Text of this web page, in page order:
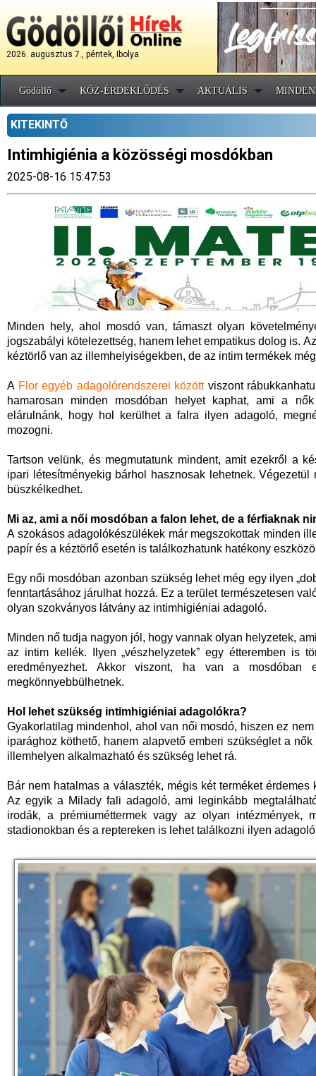
2026. augusztus 7., péntek, Ibolya
Gödöllő KÖZ-ÉRDEKLŐDÉS AKTUÁLIS
KITEKINTŐ
Intimhigiénia a közösségi mosdókban
2025-08-16 15:47:53
Minden hely, ahol mosdó van, támaszt olyan
jogszabályi kötelezettség, hanem lehet empatikus dolog is.
kéztörlő van az illemhelyiségekben, de az intim termékek
A Flor egyéb adagolórendszerei közöttviszont
hamarosan minden mosdóban helyet kaphat, ami a
elárulnánk, hogy hol kerülhet a falra ilyen adagoló,
mozogni.
Tartson velünk, és megmutatunk mindent, amit ezekről a
ipari létesítményekig bárhol hasznosak lehetnek.
büszkélkedhet.
Mi az, ami a női mosdóban a falon lehet, de a férfiaknak
A szokásos adagolókészülékek már megszokottak minden
papír és a kéztörlő esetén is találkozhatunk hatékony
Egy női mosdóban azonban szükség lehet még egy ilyen
fenntartásához járulhat hozzá. Ez a terület természetesen
olyan szokványos látvány az intimhigiéniai adagoló.
Minden nő tudja nagyon jól, hogy vannak olyan helyzetek,
az intim kellék. Ilyen „vészhelyzetek” egy étteremben is
eredményezhet. Akkor viszont, ha van a
megkönnyebbülhetnek.
Hol lehet szükség intimhigiéniai adagolókra?
Gyakorlatilag mindenhol, ahol van női mosdó, hiszen ez
iparághoz köthető, hanem alapvető emberi szükséglet a
illemhelyen alkalmazható és szükség lehet rá.
Bár nem hatalmas a választék, mégis két terméket
Az egyik a Milady fali adagoló, ami leginkább
irodák, a prémiuméttermek vagy az olyan
stadionokban és a reptereken is lehet találkozni ilyen